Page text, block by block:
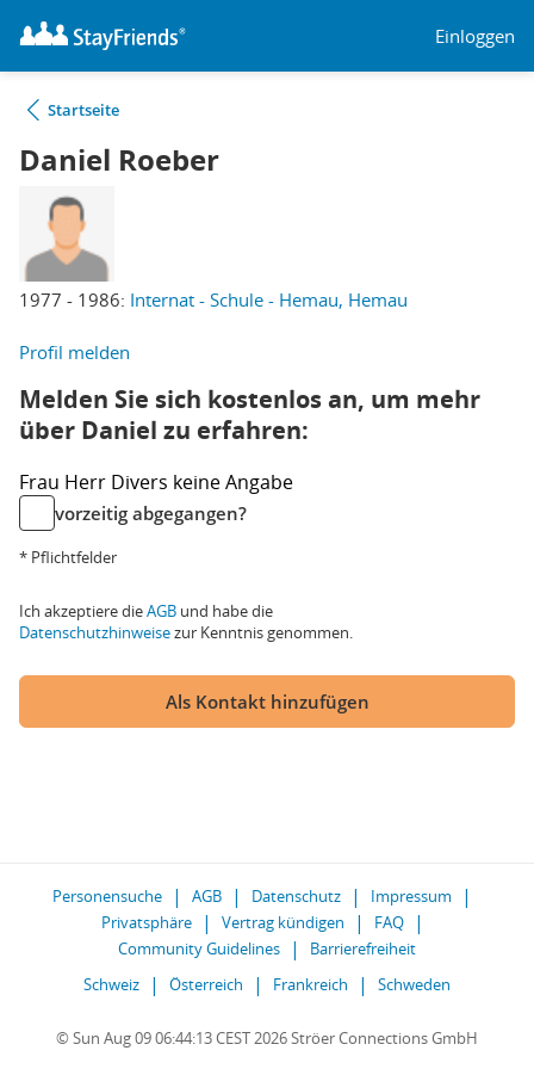
Einloggen
Startseite
Daniel Roeber
1977 - 1986: Internat - Schule - Hemau, Hemau
Profil melden
Melden Sie sich kostenlos an, um mehr
über Daniel zu erfahren:
Frau Herr Divers keine Angabe
vorzeitig abgegangen?
* Pflichtfelder
Ich akzeptiere dieAGB und habe die
Datenschutzhinweisezur Kenntnis genommen.
Als Kontakt hinzufügen
Personensuche AGB Datenschutz
Impressum
Privatsphäre
Vertrag kündigen
FAQ
Community Guidelines
Barrierefreiheit
Schweiz
Österreich Frankreich Schweden
© Sun Aug 09 06:44:13 CEST 2026 Ströer Connections GmbH